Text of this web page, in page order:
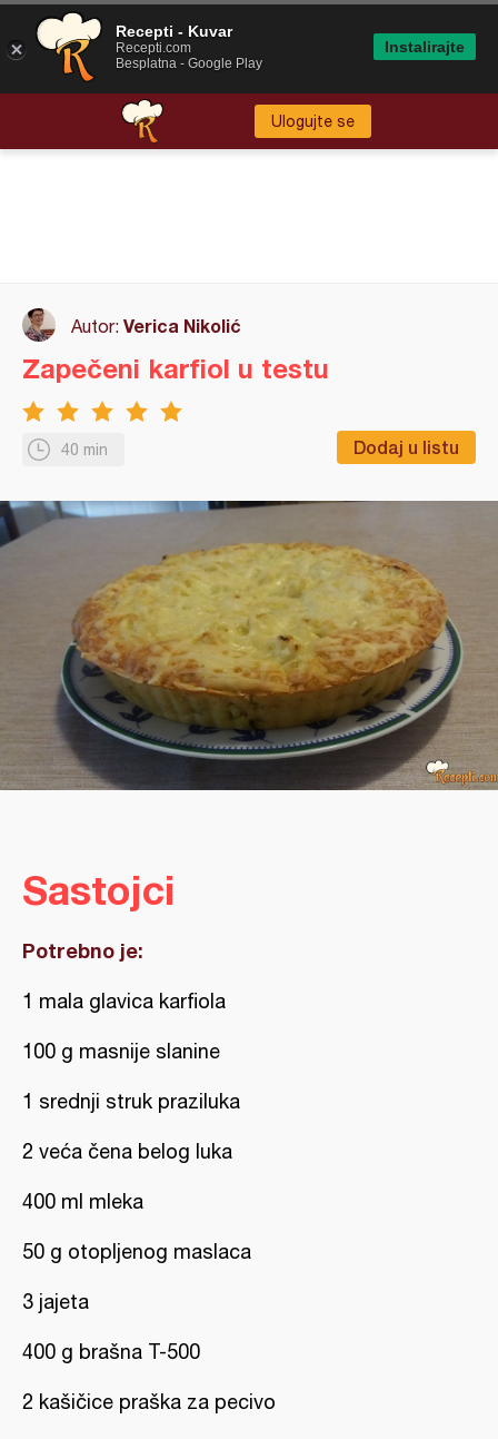
Ulogujte se
Autor: Verica Nikolić
40 min Dodaj u listu
Zapečeni karfiol u testu
Sastojci
Potrebno je:
1 mala glavica karfiola
100 g masnije slanine
1 srednji struk praziluka
2 veća čena belog luka
400 ml mleka
50 g otopljenog maslaca
3 jajeta
400 g brašna T-500
2 kašičice praška za pecivo
Recepti - Kuvar
Recepti.com
Besplatna - Google Play
Instalirajte